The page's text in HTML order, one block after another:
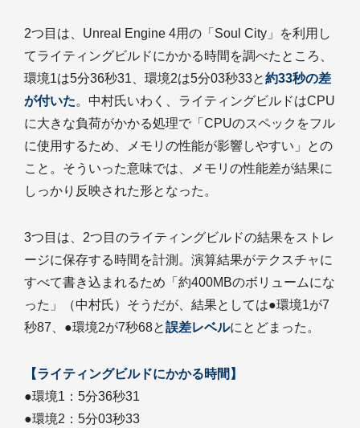
2つ目は、Unreal Engine 4用の「Soul City」を利用し
てライティングビルドにかかる時間を調べたところ、
環境1は5分36秒31、環境2は5分03秒33と約33秒の差
が付いた。中村氏いわく、ライティングビルドはCPU
に大きな負荷がかかる処理で「CPUのスペックをフル
に使用するため、メモリの性能が影響しやすい」との
こと。そういった意味では、メモリの性能差が結果に
しっかり反映された形となった。
3つ目は、2つ目のライティングビルドの結果をストレ
ージに保存する時間を計測。演算結果がテクスチャに
すべて書き込まれるため「約400MBのボリュームにな
った」（中村氏）そうだが、結果としては●環境1が7
秒87、●環境2が7秒68と誤差レベルにとどまった。
【ライティングビルドにかかる時間】
●環境1：5分36秒31
●環境2：5分03秒33